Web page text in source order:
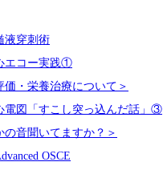
穿刺術
エコー実践①
・栄養治療について＞
図「すこし突っ込んだ話」③
音聞いてますか？＞
OSCE